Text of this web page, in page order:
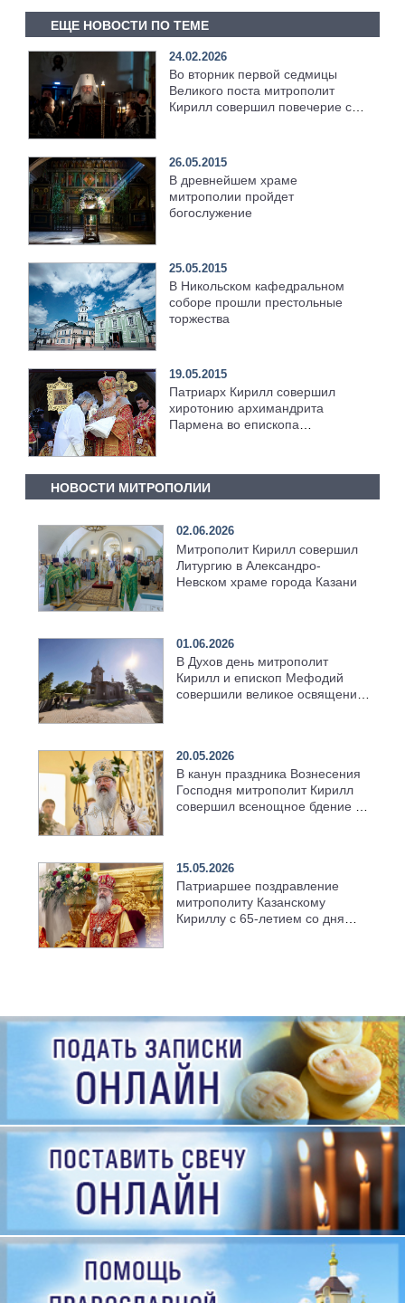
ЕЩЕ НОВОСТИ ПО ТЕМЕ
24.02.2026
Во вторник первой седмицы
Великого поста митрополит
Кирилл совершил повечерие с
Кирилловском храме Казани
26.05.2015
В древнейшем храме
митрополии пройдет
богослужение
25.05.2015
В Никольском кафедральном
соборе прошли престольные
торжества
19.05.2015
Патриарх Кирилл совершил
хиротонию архимандрита
Пармена во епископа
НОВОСТИ МИТРОПОЛИИ
02.06.2026
Митрополит Кирилл совершил
Литургию в Александро-
Невском храме города Казани
01.06.2026
В Духов день митрополит
Кирилл и епископ Мефодий
совершили великое освящение
20.05.2026
В канун праздника Вознесения
Господня митрополит Кирилл
совершил всенощное бдение в
15.05.2026
Патриаршее поздравление
митрополиту Казанскому
Кириллу с 65-летием со дня